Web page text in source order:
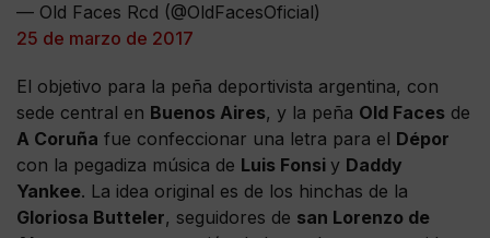
— Old Faces Rcd (@OldFacesOficial)
25 de marzo de 2017
El objetivo para la peña deportivista argentina, con
sede central en Buenos Aires, y la peña Old Faces de
A Coruña fue confeccionar una letra para el Dépor
con la pegadiza música de Luis Fonsi y Daddy
Yankee. La idea original es de los hinchas de la
Gloriosa Butteler, seguidores de san Lorenzo de